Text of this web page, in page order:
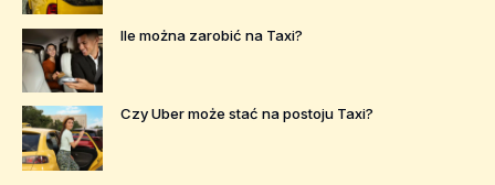
Ile można zarobić na Taxi?
Czy Uber może stać na postoju Taxi?